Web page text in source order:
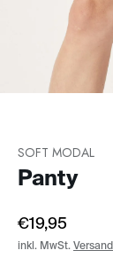
SOFT MODAL
Panty
€19,95
inkl. MwSt. Versand